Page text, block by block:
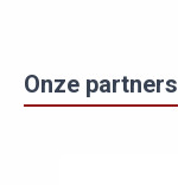
Onze partners